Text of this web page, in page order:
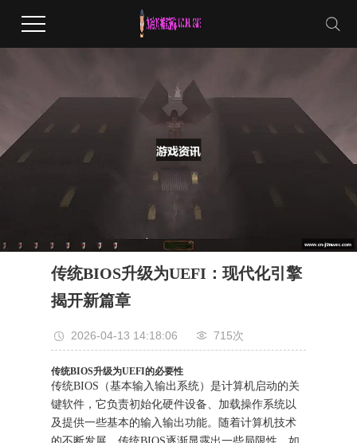
传统BIOS升级为UEFI：现代化引擎
揭开新篇章
2026-04-13 14:18:06 715次
传统BIOS升级为UEFI的必要性
传统BIOS（基本输入输出系统）是计算机启动的关
键软件，它负责初始化硬件设备、加载操作系统以
及提供一些基本的输入输出功能。随着计算机技术